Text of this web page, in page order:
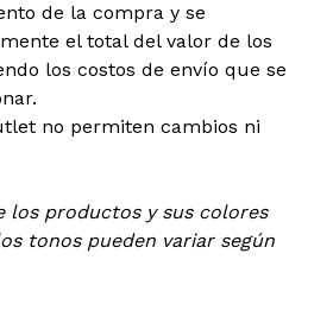
de la compra y se
el total del valor de los
los costos de envío que se
no permiten cambios ni
los productos y sus colores
tonos pueden variar según